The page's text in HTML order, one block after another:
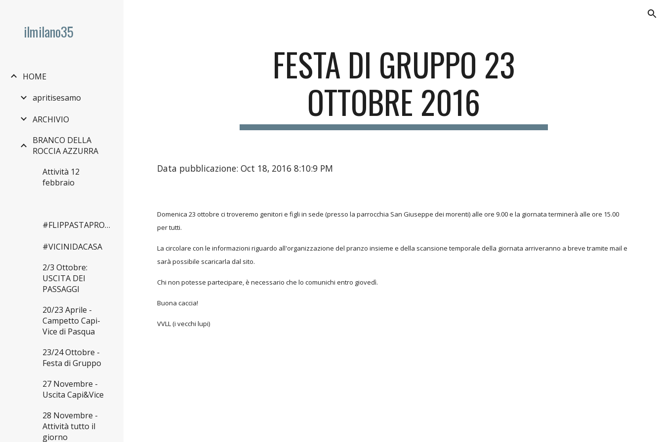
ilmilano35
HOME
apritisesamo
ARCHIVIO
BRANCO DELLA
ROCCIA AZZURRA
Attività 12
febbraio
#FLIPPASTAPROMESSA
#VICINIDACASA
2/3 Ottobre:
USCITA DEI
PASSAGGI
20/23 Aprile -
Campetto Capi-
Vice di Pasqua
23/24 Ottobre -
Festa di Gruppo
27 Novembre -
Uscita Capi&Vice
28 Novembre -
Attività tutto il
giorno
FESTA DI GRUPPO 23
OTTOBRE 2016
Data pubblicazione: Oct 18, 2016 8:10:9 PM
Domenica 23 ottobre ci troveremo genitori e figli in sede (presso la parrocchia San Giuseppe dei morenti) alle ore 9.00 e la giornata terminerà alle ore 15.00
per tutti.
La circolare con le informazioni riguardo all'organizzazione del pranzo insieme e della scansione temporale della giornata arriveranno a breve tramite mail e
sarà possibile scaricarla dal sito.
Chi non potesse partecipare, è necessario che lo comunichi entro giovedì.
Buona caccia!
VVLL (i vecchi lupi)